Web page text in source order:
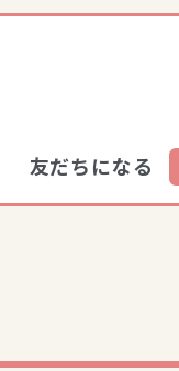
友だちになる